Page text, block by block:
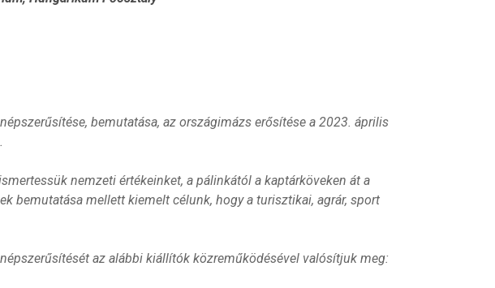
bemutatása, az országimázs erősítése a 2023. április
nemzeti értékeinket, a pálinkától a kaptárköveken át a
bemutatása mellett kiemelt célunk, hogy a turisztikai, agrár, sport
az alábbi kiállítók közreműködésével valósítjuk meg: